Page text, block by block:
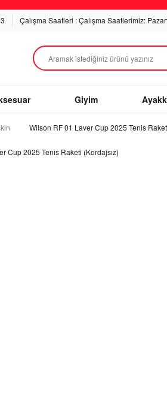
Çalışma Saatleri : Çalışma Saatlerimiz:
Giyim
Wilson RF 01 Laver Cup 2025 Tenis